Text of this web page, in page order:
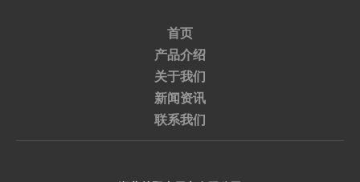
首页
产品介绍
关于我们
新闻资讯
联系我们